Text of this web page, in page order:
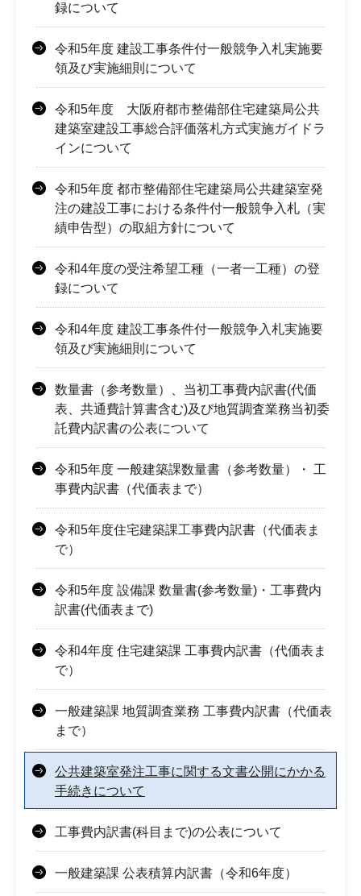
録について
令和5年度 建設工事条件付一般競争入札実施要
領及び実施細則について
令和5年度 大阪府都市整備部住宅建築局公共
建築室建設工事総合評価落札方式実施ガイドラ
インについて
令和5年度 都市整備部住宅建築局公共建築室発
注の建設工事における条件付一般競争入札（実
績申告型）の取組方針について
令和4年度の受注希望工種（一者一工種）の登
録について
令和4年度 建設工事条件付一般競争入札実施要
領及び実施細則について
数量書（参考数量）、当初工事費内訳書(代価
表、共通費計算書含む)及び地質調査業務当初委
託費内訳書の公表について
令和5年度 一般建築課数量書（参考数量）・ 工
事費内訳書（代価表まで）
令和5年度住宅建築課工事費内訳書（代価表ま
で）
令和5年度 設備課 数量書(参考数量)・工事費内
訳書(代価表まで)
令和4年度 住宅建築課 工事費内訳書（代価表ま
で）
一般建築課 地質調査業務 工事費内訳書（代価表
まで）
公共建築室発注工事に関する文書公開にかかる
手続きについて
工事費内訳書(科目まで)の公表について
一般建築課 公表積算内訳書（令和6年度）